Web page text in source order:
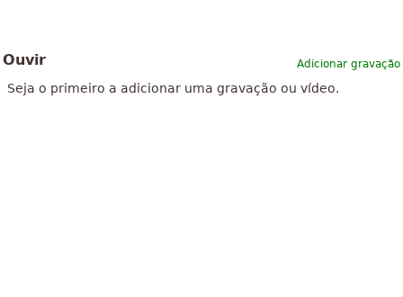
Adicionar gravação
Ouvir
Seja o primeiro a adicionar uma gravação ou vídeo.